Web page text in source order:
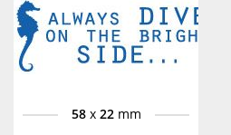
58x 22mm